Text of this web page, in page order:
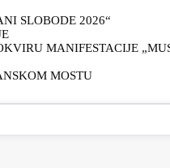
SLOBODE 2026“
MANIFESTACIJE
MOSTU